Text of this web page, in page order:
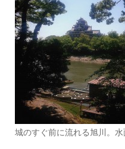
城のすぐ前に流れる旭川。